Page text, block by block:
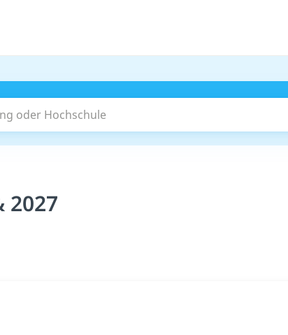
oder Hochschule
2027